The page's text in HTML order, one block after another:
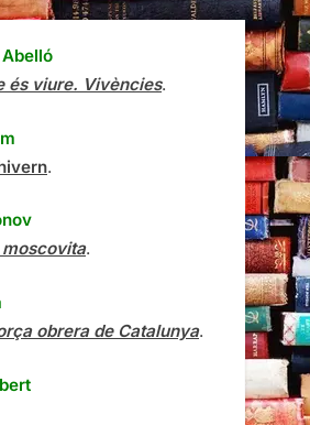
és viure. Vivències.
.
moscovita.
obrera de Catalunya.